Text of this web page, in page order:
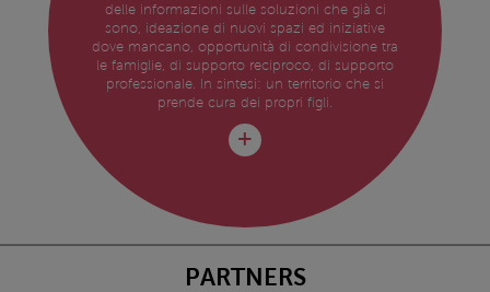
delle informazioni sulle soluzioni che già ci
sono, ideazione di nuovi spazi ed iniziative
dove mancano, opportunità di condivisione tra
le famiglie, di supporto reciproco, di supporto
professionale. In sintesi: un territorio che si
prende cura dei propri figli.
PARTNERS